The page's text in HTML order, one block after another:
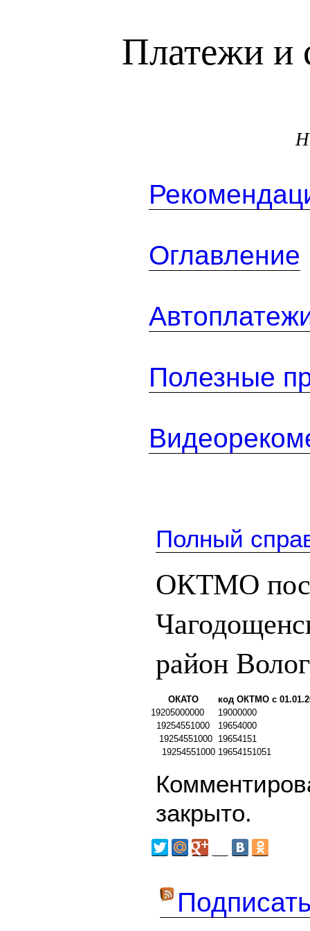
Платежи и
Оглавление
Полезные
Полный
ОКТМО
район
ОКАТО
код ОКТМО с
19205000000
19000000
19254551000
19654000
19254551000 19654151
19254551000 19654151051
закрыто.